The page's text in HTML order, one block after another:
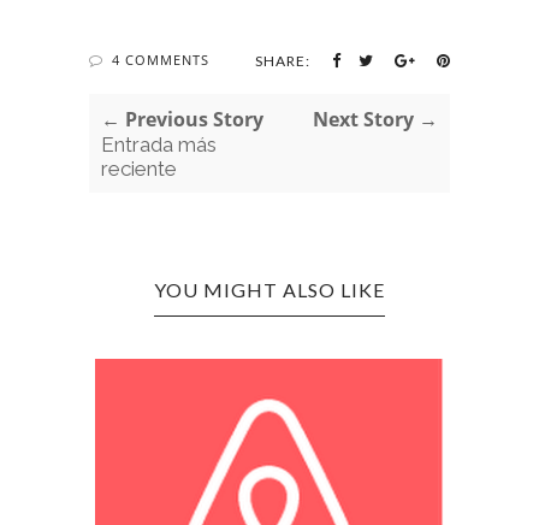
4 COMMENTS SHARE:
← Previous Story
Entrada más
reciente
Next Story →
YOU MIGHT ALSO LIKE